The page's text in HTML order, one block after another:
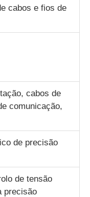
cabos e fios de
cabos de
comunicação,
de precisão
de tensão
precisão